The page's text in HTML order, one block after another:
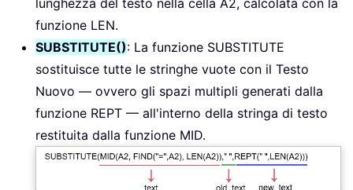
funzione LEN.
SUBSTITUTE(): La funzione SUBSTITUTE
sostituisce tutte le stringhe vuote con il Testo
Nuovo — ovvero gli spazi multipli generati dalla
funzione REPT — all'interno della stringa di testo
restituita dalla funzione MID.